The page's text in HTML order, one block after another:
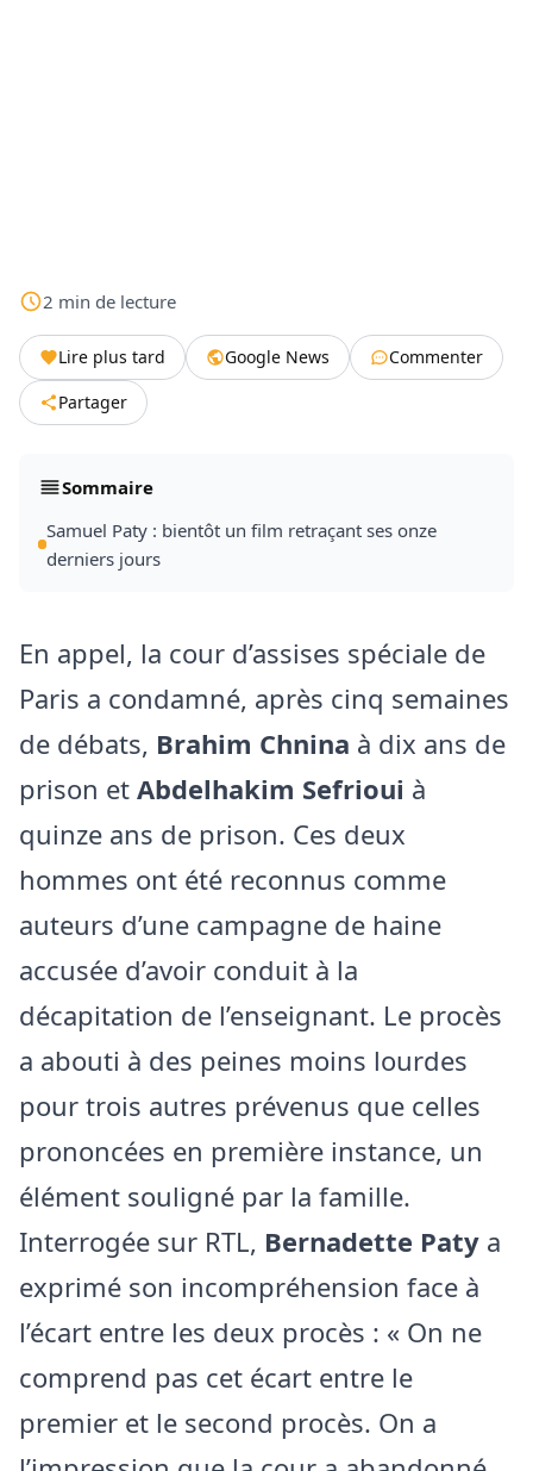
2 min de lecture
Lire plus tard Google News
Commenter
Partager
Sommaire
Samuel Paty : bientôt un film retraçant ses onze
derniers jours
En appel, la cour d’assises spéciale de
Paris a condamné, après cinq semaines
de débats, Brahim Chnina à dix ans de
prison et Abdelhakim Sefrioui à
quinze ans de prison. Ces deux
hommes ont été reconnus comme
auteurs d’une campagne de haine
accusée d’avoir conduit à la
décapitation de l’enseignant. Le procès
a abouti à des peines moins lourdes
pour trois autres prévenus que celles
prononcées en première instance, un
élément souligné par la famille.
Interrogée sur RTL, Bernadette Paty a
exprimé son incompréhension face à
l’écart entre les deux procès : « On ne
comprend pas cet écart entre le
premier et le second procès. On a